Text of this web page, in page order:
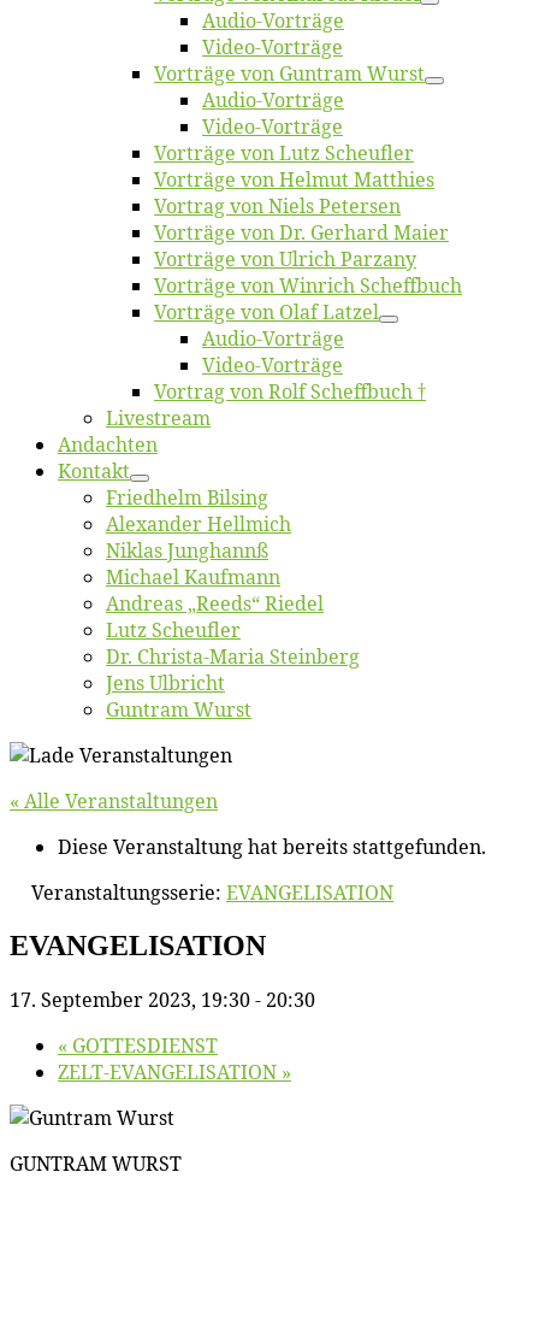
Au­dio-Vor­trä­ge
Vi­deo-Vor­trä­ge
Vor­trä­ge von Gun­tram Wurst
Au­dio-Vor­trä­ge
Vi­deo-Vor­trä­ge
Vor­trä­ge von Lutz Scheufler
Vor­trä­ge von Hel­mut Matthies
Vor­trag von Niels Petersen
Vor­trä­ge von Dr. Ger­hard Maier
Vor­trä­ge von Ul­rich Parzany
Vor­trä­ge von Win­rich Scheffbuch
Vor­trä­ge von Olaf Latzel
Au­dio-Vor­trä­ge
Vi­deo-Vor­trä­ge
Vor­trag von Rolf Scheffbuch †
Live­stream
An­dach­ten
Kon­takt
Fried­helm Bilsing
Alex­an­der Hellmich
Ni­klas Junghannß
Mi­cha­el Kaufmann
An­dre­as „Reeds“ Riedel
Lutz Scheuf­ler
Dr. Chris­­ta-Ma­ria Steinberg
Jens Ulb­richt
Gun­tram Wurst
« Alle Veranstaltungen
Diese Veranstaltung hat bereits stattgefunden.
Veranstaltungsserie: EVANGELISATION
EVANGELISATION
17. September 2023, 19:30- 20:30
« GOTTESDIENST
ZELT-EVANGELISATION »
GUNTRAM WURST